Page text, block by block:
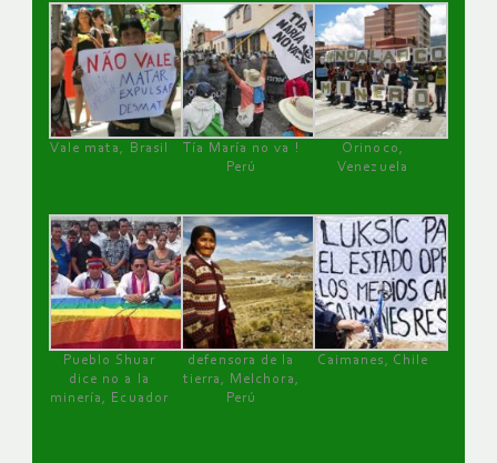
Vale mata, Brasil
Tía María no va !
Perú
Orinoco,
Venezuela
Pueblo Shuar
dice no a la
minería, Ecuador
defensora de la
tierra, Melchora,
Perú
Caimanes, Chile